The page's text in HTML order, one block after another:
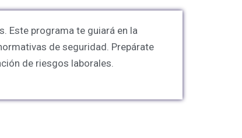
Este programa te guiará en la
de seguridad. Prepárate
de riesgos laborales.